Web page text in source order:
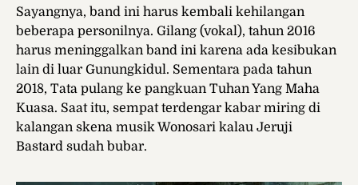
Sayangnya, band ini harus kembali kehilangan
beberapa personilnya. Gilang (vokal), tahun 2016
harus meninggalkan band ini karena ada kesibukan
lain di luar Gunungkidul. Sementara pada tahun
2018, Tata pulang ke pangkuan Tuhan Yang Maha
Kuasa. Saat itu, sempat terdengar kabar miring di
kalangan skena musik Wonosari kalau Jeruji
Bastard sudah bubar.